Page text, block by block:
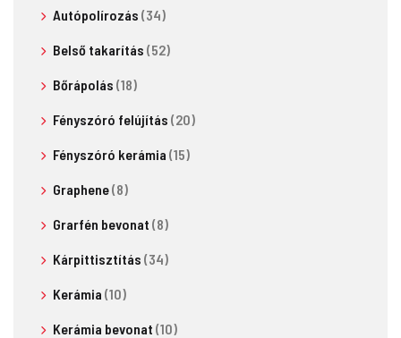
Autópolírozás (34)
Belső takarítás (52)
Bőrápolás (18)
Fényszóró felújítás (20)
Fényszóró kerámia (15)
Graphene(8)
Grarfén bevonat (8)
Kárpittisztítás (34)
Kerámia (10)
Kerámia bevonat (10)